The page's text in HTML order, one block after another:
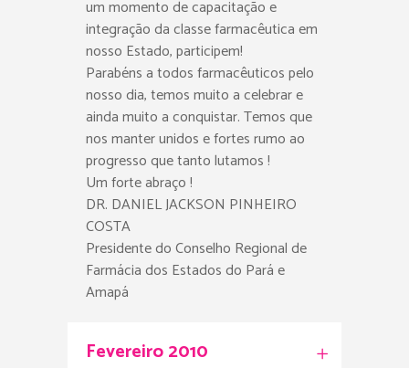
um momento de capacitação e
integração da classe farmacêutica em
nosso Estado, participem!
Parabéns a todos farmacêuticos pelo
nosso dia, temos muito a celebrar e
ainda muito a conquistar. Temos que
nos manter unidos e fortes rumo ao
progresso que tanto lutamos !
Um forte abraço !
DR. DANIEL JACKSON PINHEIRO
COSTA
Presidente do Conselho Regional de
Farmácia dos Estados do Pará e
Amapá
Fevereiro 2010